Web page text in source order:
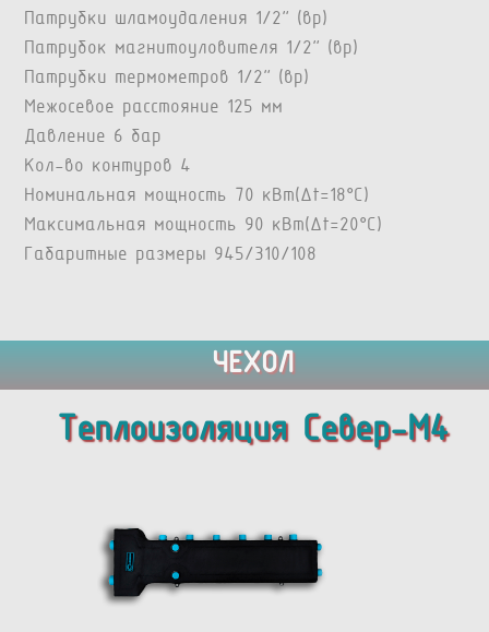
Патрубки шламоудаления 1/2” (вр)
Патрубок магнитоуловителя 1/2" (вр)
Патрубки термометров 1/2” (вр)
Межосевое расстояние 125 мм
Давление 6 бар
Кол-во контуров 4
Номинальная мощность 70 кВт(Δt=18°C)
Максимальная мощность 90 кВт(Δt=20°C)
Габаритные размеры 945/310/108
ЧЕХОЛ
Теплоизоляция Север-M4